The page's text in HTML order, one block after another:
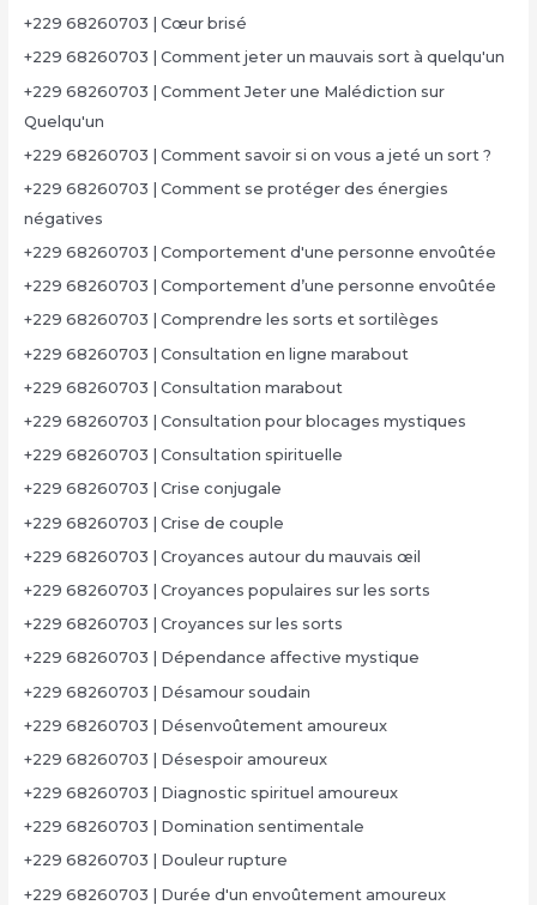
+229 68260703 | Cœur brisé
+229 68260703 | Comment jeter un mauvais sort à quelqu'un
+229 68260703 | Comment Jeter une Malédiction sur
Quelqu'un
+229 68260703 | Comment savoir si on vous a jeté un sort ?
+229 68260703 | Comment se protéger des énergies
négatives
+229 68260703 | Comportement d'une personne envoûtée
+229 68260703 | Comportement d’une personne envoûtée
+229 68260703 | Comprendre les sorts et sortilèges
+229 68260703 | Consultation en ligne marabout
+229 68260703 | Consultation marabout
+229 68260703 | Consultation pour blocages mystiques
+229 68260703 | Consultation spirituelle
+229 68260703 | Crise conjugale
+229 68260703 | Crise de couple
+229 68260703 | Croyances autour du mauvais œil
+229 68260703 | Croyances populaires sur les sorts
+229 68260703 | Croyances sur les sorts
+229 68260703 | Dépendance affective mystique
+229 68260703 | Désamour soudain
+229 68260703 | Désenvoûtement amoureux
+229 68260703 | Désespoir amoureux
+229 68260703 | Diagnostic spirituel amoureux
+229 68260703 | Domination sentimentale
+229 68260703 | Douleur rupture
+229 68260703 | Durée d'un envoûtement amoureux